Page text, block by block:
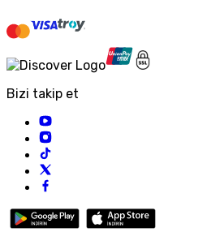
Bizi takip et